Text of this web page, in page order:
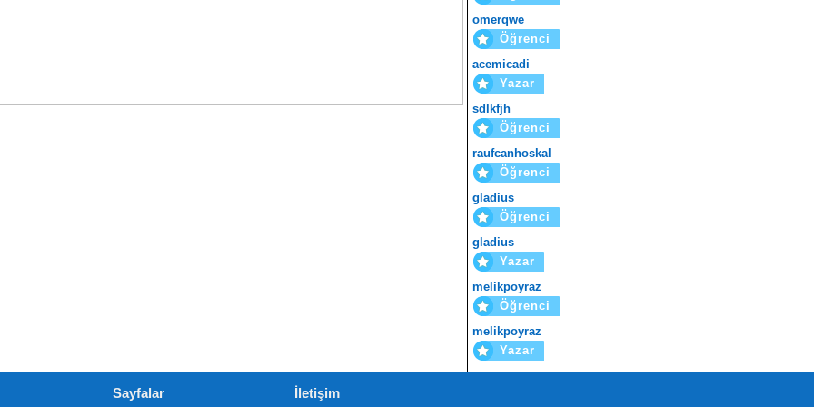
omerqwe
Öğrenci
acemicadi
Yazar
sdlkfjh
Öğrenci
raufcanhoskal
Öğrenci
gladius
Öğrenci
gladius
Yazar
melikpoyraz
Öğrenci
melikpoyraz
Yazar
Sayfalar İletişim